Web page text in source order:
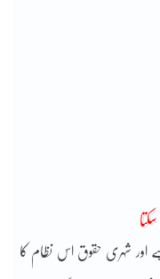
اور شہری حقوق اس نظام کا